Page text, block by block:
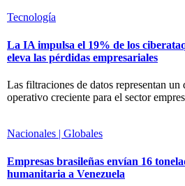
Tecnología
La IA impulsa el 19% de los
eleva las pérdidas empresariales
Las filtraciones de datos representan
operativo creciente para el sector
Nacionales | Globales
Empresas brasileñas envían 16
humanitaria a Venezuela